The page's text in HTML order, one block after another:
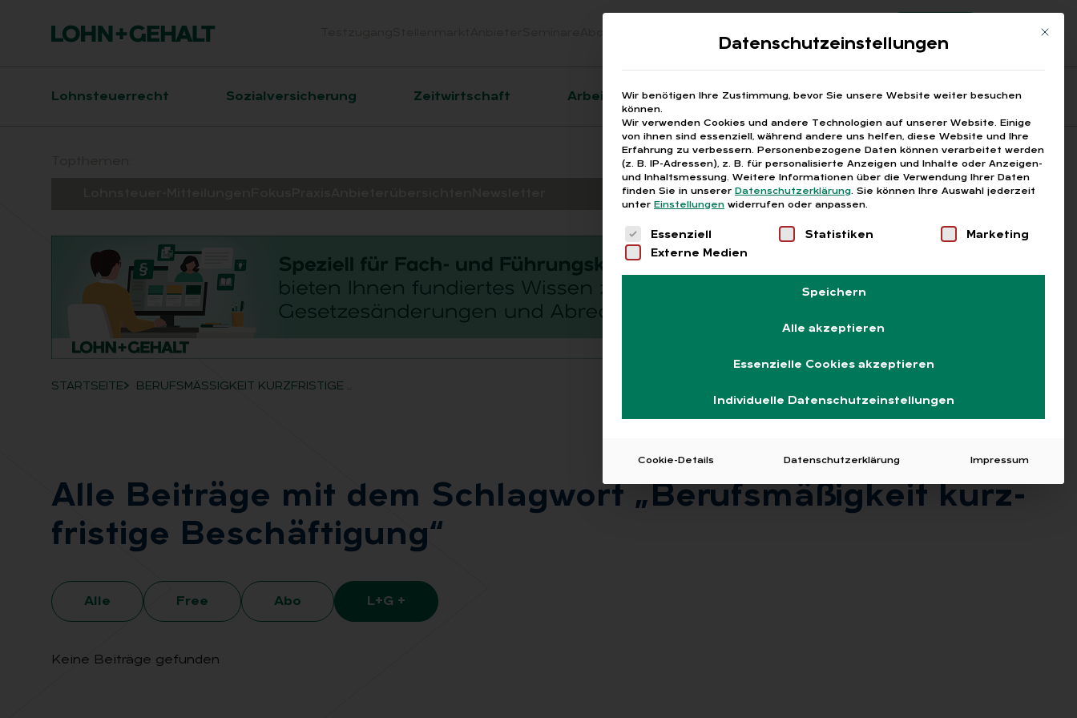
Suchen
Registrierung
Hauptnavigation
Lohnsteuerrecht Sozialversicherung Zeitwirtschaft Arbeitsrecht Fragen aus den ARGEn Printausgaben
Breadcrumb-Navigation
STARTSEITE BERUFSMÄSSIGKEIT KURZFRISTIGE …
Alle Bei­trä­ge mit dem Schlag­wort „Be­rufs­mä­ßig­keit kurz­
fris­ti­ge Be­schäf­ti­gung“
Alle Free Abo L+G +
Keine Beiträge gefunden
Mit
Datenschutzeinstellungen
Wir benötigen Ihre Zustimmung, bevor Sie unsere Website weiter besuchen
können.
Wir verwenden Cookies und andere Technologien auf unserer Website. Einige
von ihnen sind essenziell, während andere uns helfen, diese Website und Ihre
Erfahrung zu verbessern. Personenbezogene Daten können verarbeitet werden
(z. B. IP-Adressen), z. B. für personalisierte Anzeigen und Inhalte oder Anzeigen-
und Inhaltsmessung. Weitere Informationen über die Verwendung Ihrer Daten
finden Sie in unserer Datenschutzerklärung. Sie können Ihre Auswahl jederzeit
unter Einstellungen widerrufen oder anpassen.
Es folgt eine Liste der Service-Gruppen, für die eine
Essenziell Statistiken
Marketing
Externe Medien
Speichern
Alle akzeptieren
Essenzielle Cookies akzeptieren
Individuelle Datenschutzeinstellungen
Cookie-Details Datenschutzerklärung Impressum